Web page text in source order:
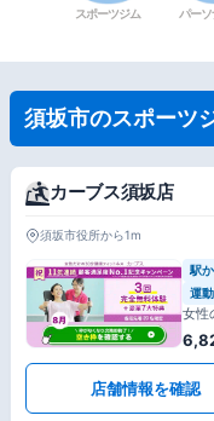
スポーツジム パーソ
須坂市のスポーツ
カーブス須坂店
須坂市役所から1m
駅
運
女性
店舗情報を確認